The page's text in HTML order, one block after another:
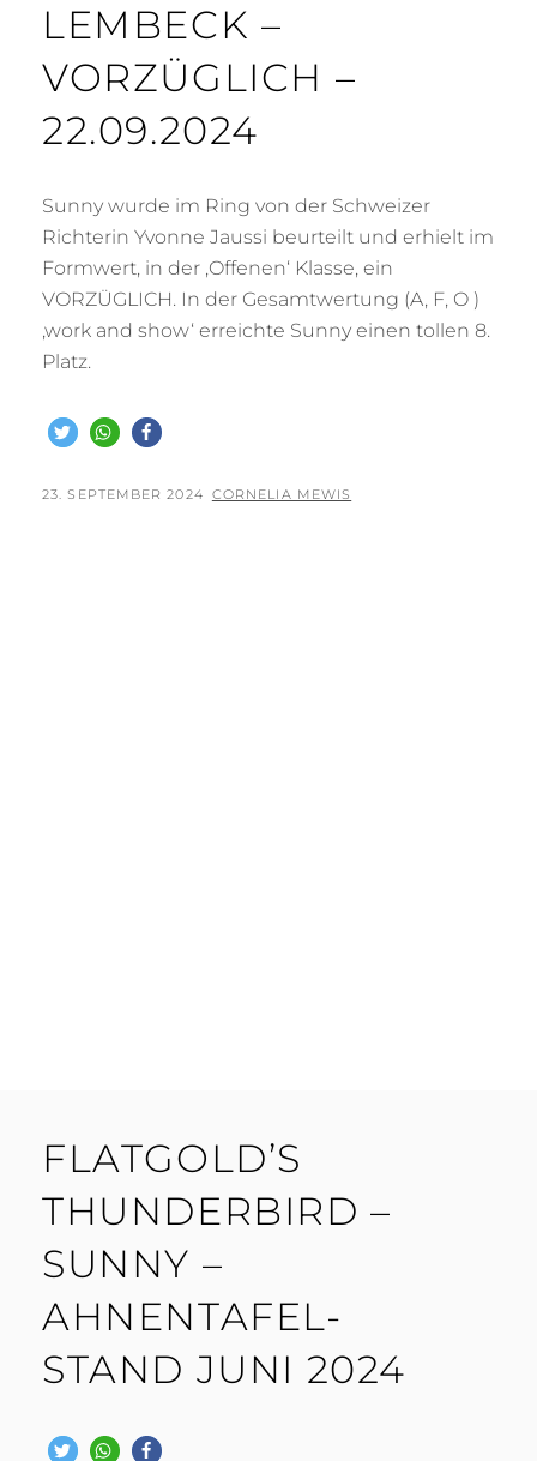
LEMBECK –
VORZÜGLICH –
22.09.2024
Sunny wurde im Ring von der Schweizer
Richterin Yvonne Jaussi beurteilt und erhielt im
Formwert, in der ‚Offenen‘ Klasse, ein
VORZÜGLICH. In der Gesamtwertung (A, F, O )
‚work and show‘ erreichte Sunny einen tollen 8.
Platz.
POSTED
23. SEPTEMBER 2024 BY
CORNELIA MEWIS
FLATGOLD’S
THUNDERBIRD –
SUNNY –
AHNENTAFEL-
STAND JUNI 2024